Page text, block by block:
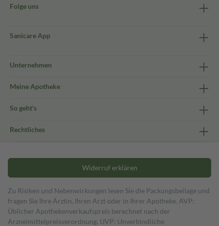
Folge uns
Sanicare App
Unternehmen
Meine Apotheke
So geht's
Rechtliches
Widerruf erklären
Zu Risiken und Nebenwirkungen lesen Sie die Packungsbeilage und
fragen Sie Ihre Ärztin, Ihren Arzt oder in Ihrer Apotheke. AVP:
Üblicher Apothekenverkaufspreis berechnet nach der
Arzneimittelpreisverordnung. UVP: Unverbindliche